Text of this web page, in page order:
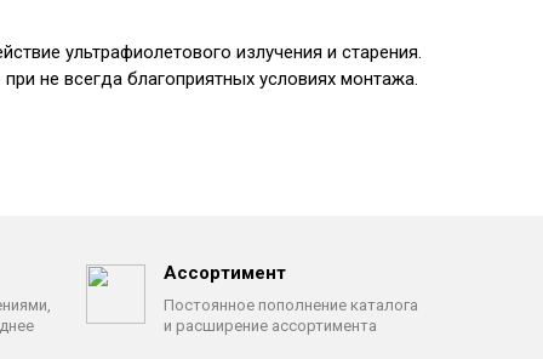
ультрафиолетового излучения и старения.
не всегда благоприятных условиях монтажа.
Ассортимент
Постоянное пополнение каталога
и расширение ассортимента